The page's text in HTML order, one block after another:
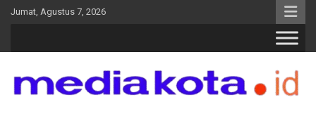
SkipJumat, Agustus 7, 2026